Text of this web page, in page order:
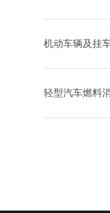
机动车辆及挂
轻型汽车燃料